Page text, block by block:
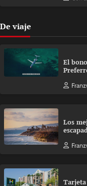
De viaje
El
Los